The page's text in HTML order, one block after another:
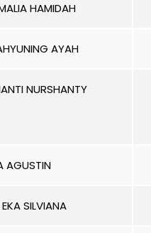
HAMIDAH
AYAH
NURSHANTY
AGUSTIN
SILVIANA